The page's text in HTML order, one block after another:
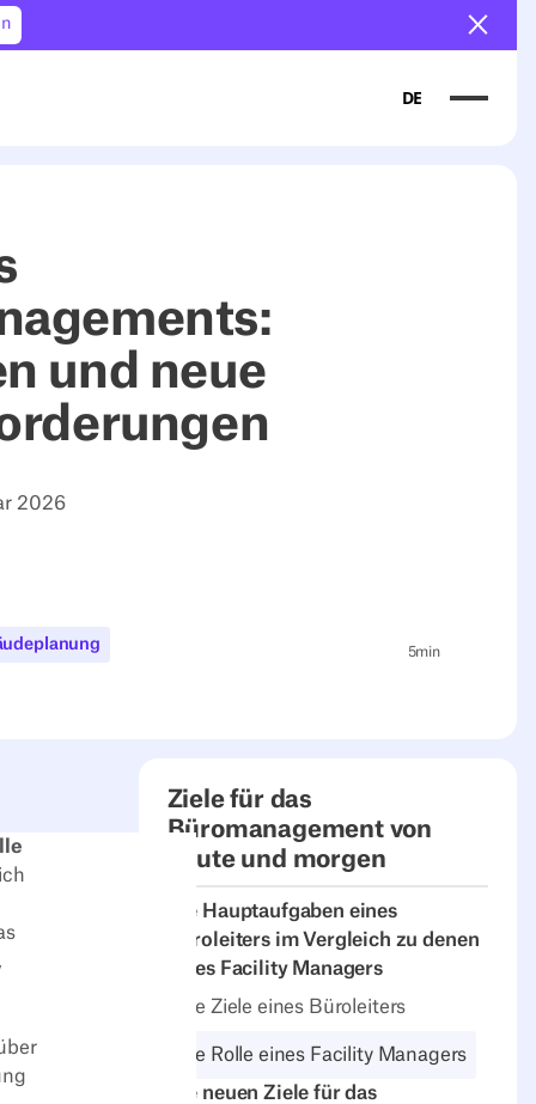
DE
und neue
2026
5min
Ziele für das
Büromanagement von
heute und morgen
Die Hauptaufgaben eines
Büroleiters im Vergleich zu denen
eines Facility Managers
Die Ziele eines Büroleiters
Die Rolle eines Facility Managers
Die neuen Ziele für das